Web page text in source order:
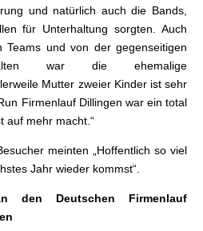
und natürlich auch die Bands,
für Unterhaltung sorgten. Auch
und von der gegenseitigen
war die ehemalige
Mutter zweier Kinder ist sehr
Firmenlauf Dillingen war ein total
auf mehr macht.“
meinten „Hoffentlich so viel
Jahr wieder kommst“.
den Deutschen Firmenlauf